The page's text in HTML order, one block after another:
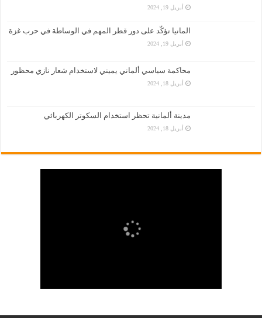
أبريل 19, 2024
المانيا تؤكّد على دور قطر المهم في الوساطة في حرب غزة
أبريل 19, 2024
محاكمة سياسي ألماني يميني لاستخدام شعار نازي محظور
أبريل 18, 2024
مدينة ألمانية تحظر استخدام السكوتر الكهربائي
أبريل 18, 2024